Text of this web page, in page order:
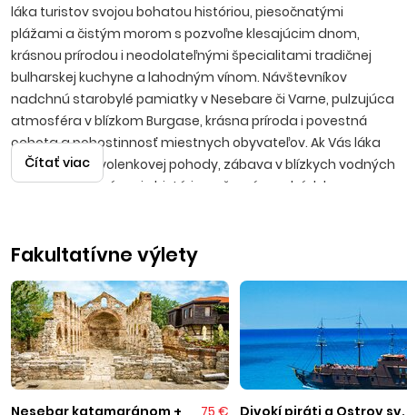
láka turistov svojou bohatou históriou, piesočnatými
plážami a čistým morom s pozvoľne klesajúcim dnom,
krásnou prírodou i neodolateľnými špecialitami tradičnej
bulharskej kuchyne a lahodným vínom. Návštevníkov
nadchnú starobylé pamiatky v Nesebare či Varne, pulzujúca
atmosféra v blízkom Burgase, krásna príroda i povestná
ochota a pohostinnosť miestnych obyvateľov. Ak Vás láka
predstava dovolenkovej pohody, zábava v blízkych vodných
parkoch, spoznávanie histórie, večerné prechádzky po
Moderné letovisko sa nachádza vedľa starej časti mesta
Nesebar, približne 35 kilometrov severne od Burgasu.
Slnečné pobrežie je najväčším bulharským strediskom, ktoré
svojim návštevníkom ponúka možnosť vybrať si z pestrej
palety vodných športov, navštíviť vodný park s atrakciami,
Čítať viac
Fakultatívne výlety
Nesebar katamaránom + 75 € Divokí piráti a Ostrov sv.